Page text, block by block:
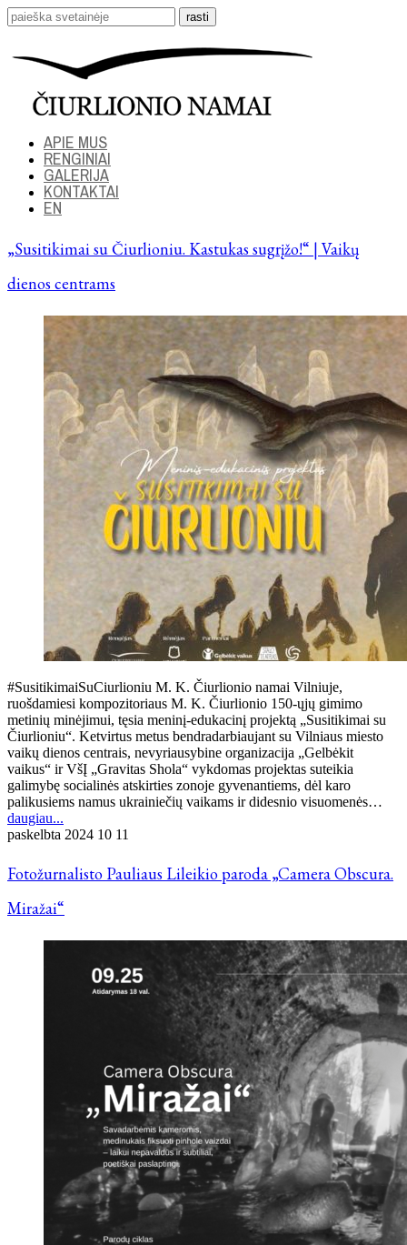
APIE MUS
RENGINIAI
GALERIJA
KONTAKTAI
EN
„Susitikimai su Čiurlioniu. Kastukas sugrįžo!“ | Vaikų
dienos centrams
#SusitikimaiSuCiurlioniu M. K. Čiurlionio namai Vilniuje,
ruošdamiesi kompozitoriaus M. K. Čiurlionio 150-ųjų gimimo
metinių minėjimui, tęsia meninį-edukacinį projektą „Susitikimai su
Čiurlioniu“. Ketvirtus metus bendradarbiaujant su Vilniaus miesto
vaikų dienos centrais, nevyriausybine organizacija „Gelbėkit
vaikus“ ir VšĮ „Gravitas Shola“ vykdomas projektas suteikia
galimybę socialinės atskirties zonoje gyvenantiems, dėl karo
palikusiems namus ukrainiečių vaikams ir didesnio visuomenės…
daugiau...
paskelbta 2024 10 11
Fotožurnalisto Pauliaus Lileikio paroda „Camera Obscura.
Miražai“